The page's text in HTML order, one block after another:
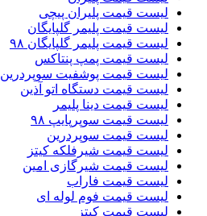
لیست قیمت پلیران پیچی
لیست قیمت پلیمر گلپایگان
لیست قیمت پلیمر گلپایگان ۹۸
لیست قیمت پمپ پنتاکس
لیست قیمت پوشفیت سوپردرین
لیست قیمت دستگاه اتو آذین
لیست قیمت دینا پلیمر
لیست قیمت سوپرپایپ ۹۸
لیست قیمت سوپردرین
لیست قیمت شیرفلکه کیتز
لیست قیمت شیرگازی امین
لیست قیمت فاراب
لیست قیمت فوم لوله ای
لیست قیمت کیتز